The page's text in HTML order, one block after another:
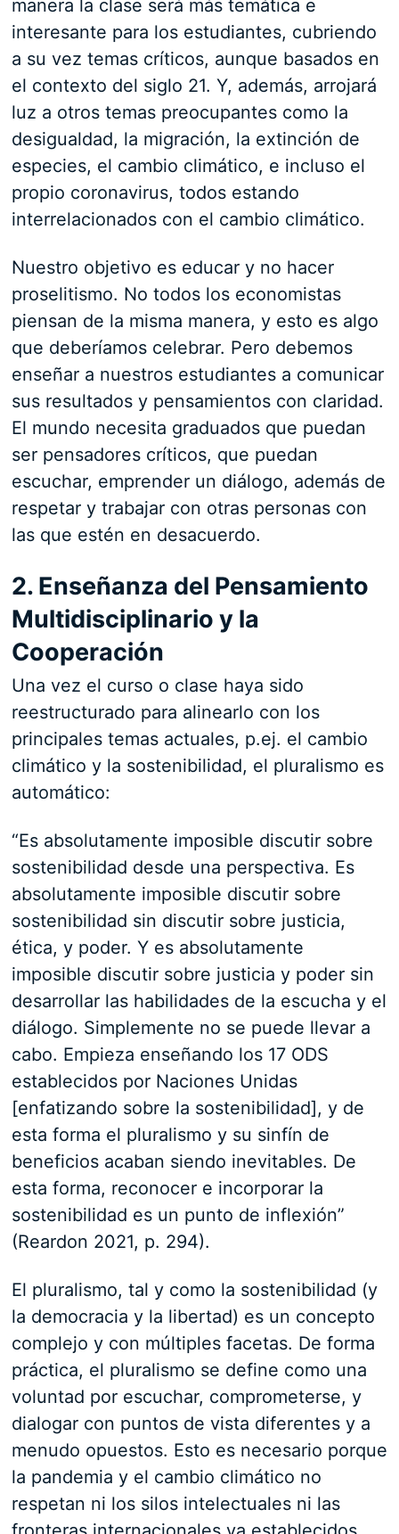
manera la clase será más temática e
interesante para los estudiantes, cubriendo
a su vez temas críticos, aunque basados en
el contexto del siglo 21. Y, además, arrojará
luz a otros temas preocupantes como la
desigualdad, la migración, la extinción de
especies, el cambio climático, e incluso el
propio coronavirus, todos estando
interrelacionados con el cambio climático.
Nuestro objetivo es educar y no hacer
proselitismo. No todos los economistas
piensan de la misma manera, y esto es algo
que deberíamos celebrar. Pero debemos
enseñar a nuestros estudiantes a comunicar
sus resultados y pensamientos con claridad.
El mundo necesita graduados que puedan
ser pensadores críticos, que puedan
escuchar, emprender un diálogo, además de
respetar y trabajar con otras personas con
las que estén en desacuerdo.
2. Enseñanza del Pensamiento
Multidisciplinario y la
Cooperación
Una vez el curso o clase haya sido
reestructurado para alinearlo con los
principales temas actuales, p.ej. el cambio
climático y la sostenibilidad, el pluralismo es
automático:
“Es absolutamente imposible discutir sobre
sostenibilidad desde una perspectiva. Es
absolutamente imposible discutir sobre
sostenibilidad sin discutir sobre justicia,
ética, y poder. Y es absolutamente
imposible discutir sobre justicia y poder sin
desarrollar las habilidades de la escucha y el
diálogo. Simplemente no se puede llevar a
cabo. Empieza enseñando los 17 ODS
establecidos por Naciones Unidas
[enfatizando sobre la sostenibilidad], y de
esta forma el pluralismo y su sinfín de
beneficios acaban siendo inevitables. De
esta forma, reconocer e incorporar la
sostenibilidad es un punto de inflexión”
(Reardon 2021, p. 294).
El pluralismo, tal y como la sostenibilidad (y
la democracia y la libertad) es un concepto
complejo y con múltiples facetas. De forma
práctica, el pluralismo se define como una
voluntad por escuchar, comprometerse, y
dialogar con puntos de vista diferentes y a
menudo opuestos. Esto es necesario porque
la pandemia y el cambio climático no
respetan ni los silos intelectuales ni las